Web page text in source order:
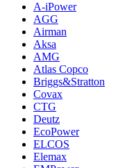
A-iPower
AGG
Airman
Aksa
AMG
Atlas Copco
Briggs&Stratton
Covax
CTG
Deutz
EcoPower
ELCOS
Elemax